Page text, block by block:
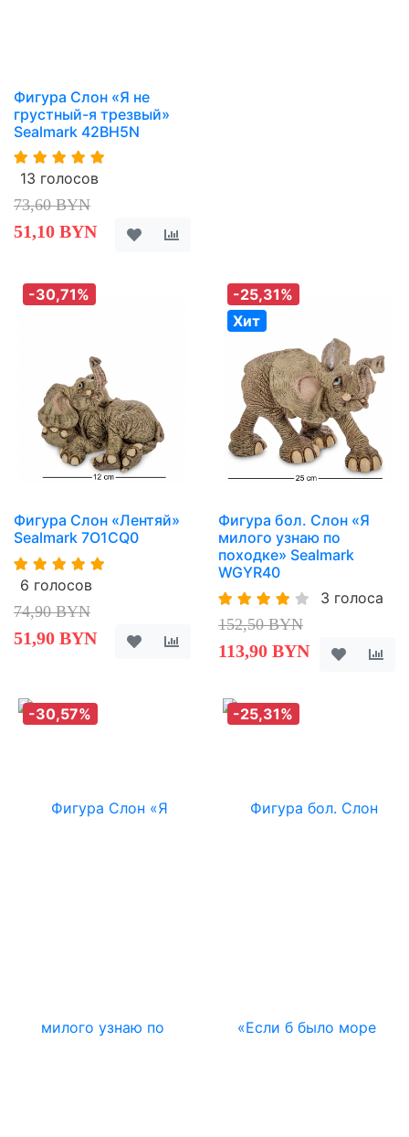
Фигура Слон «Я не
грустный-я трезвый»
Sealmark 42BH5N
13 голосов
73,60 BYN
51,10 BYN
-30,71%
Фигура Слон «Лентяй»
Sealmark 7O1CQ0
6 голосов
74,90 BYN
51,90 BYN
-25,31%
Хит
Фигура бол. Слон «Я
милого узнаю по
походке» Sealmark
WGYR40
3 голоса
152,50 BYN
113,90 BYN
-30,57% -25,31%